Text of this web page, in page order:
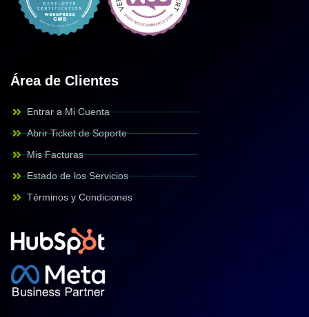
Área de Clientes
Entrar a Mi Cuenta
Abrir Ticket de Soporte
Mis Facturas
Estado de los Servicios
Términos y Condiciones